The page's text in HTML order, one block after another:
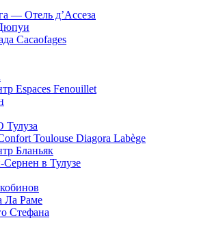
— Отель д’Ассеза
Cacaofages
Espaces Fenouillet
Тулуза
Toulouse Diagora Labège
Бланьяк
в Тулузе
Ла Раме
Стефана